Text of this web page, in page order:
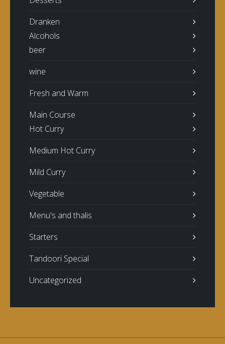
Dranken
Alcohols
beer
wine
Fresh and Warm
Main Course
Hot Curry
Medium Hot Curry
Mild Curry
Vegetable
Menu's and thalis
Starters
Tandoori Special
Uncategorized